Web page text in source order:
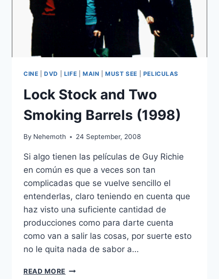
CINE |DVD LIFE MAIN |MUST SEE PELICULAS
Lock Stock and Two
Smoking Barrels (1998)
By Nehemoth 24 September, 2008
Si algo tienen las películas de Guy Richie
en común es que a veces son tan
complicadas que se vuelve sencillo el
entenderlas, claro teniendo en cuenta que
haz visto una suficiente cantidad de
producciones como para darte cuenta
como van a salir las cosas, por suerte esto
no le quita nada de sabor a…
READ MORE LOCK